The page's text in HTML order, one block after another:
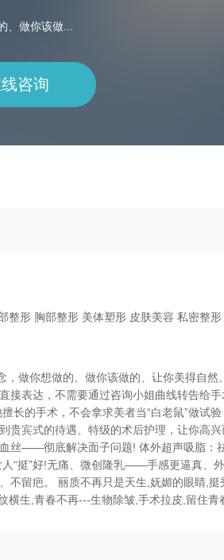
、做你该做...
咨询
整形 胸部整形 美体塑形 皮肤美容 私密整
，做你想做的、做你该做的、让你美得自
接表达，不需要通过咨询小姐曲线转告给
长的手术，不会拿求美者当“白老鼠”做试
贵宾式的待遇、特级的术后护理，让你高
丝——彻底解决面子问题! 体外超声吸脂
“挺”好!无痛、微创隆乳——手感更逼真、
不留疤。 丽质不再只是天生,妩媚的眼睛
横生,青春不再---生物除皱,手术拉皮,留住青